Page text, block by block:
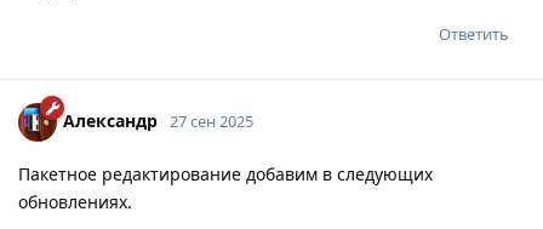
Ответить
Александр 27 сен 2025
Пакетное редактирование добавим в следующих
обновлениях.